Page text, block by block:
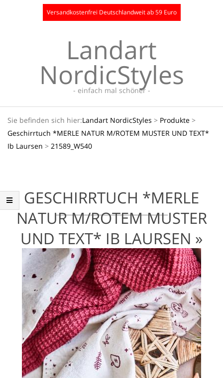
Versandkostenfrei Deutschlandweit ab 59 Euro
Landart
NordicStyles
- einfach mal schöner -
Navigation
Menu
Sie befinden sich hier:Landart NordicStyles > Produkte >
Geschirrtuch *MERLE NATUR M/ROTEM MUSTER UND TEXT*
Ib Laursen > 21589_W540
GESCHIRRTUCH *MERLE
NATUR M/ROTEM MUSTER
UND TEXT* IB LAURSEN »
21589_W540